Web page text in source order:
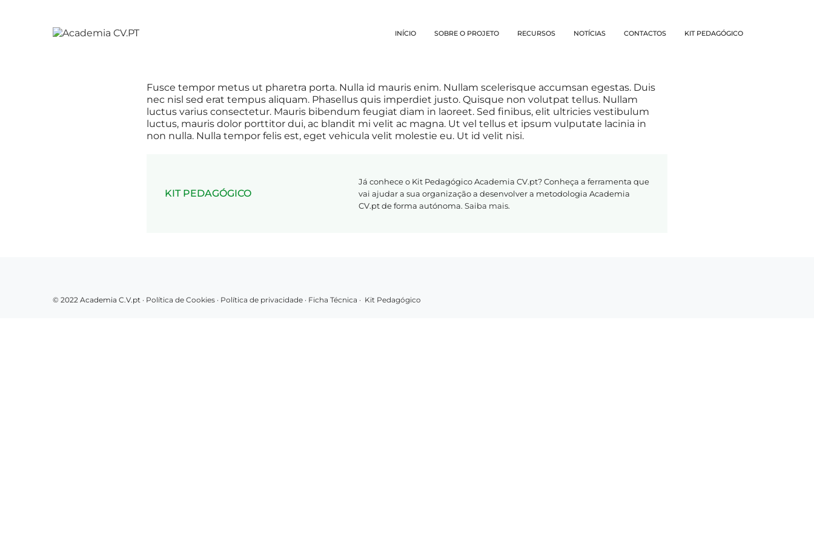
INÍCIO SOBRE O PROJETO RECURSOS NOTÍCIAS CONTACTOS KIT PEDAGÓGICO
Fusce tempor metus ut pharetra porta. Nulla id mauris enim. Nullam scelerisque accumsan egestas. Duis
nec nisl sed erat tempus aliquam. Phasellus quis imperdiet justo. Quisque non volutpat tellus. Nullam
luctus varius consectetur. Mauris bibendum feugiat diam in laoreet. Sed finibus, elit ultricies vestibulum
luctus, mauris dolor porttitor dui, ac blandit mi velit ac magna. Ut vel tellus et ipsum vulputate lacinia in
non nulla. Nulla tempor felis est, eget vehicula velit molestie eu. Ut id velit nisi.
KIT PEDAGÓGICO
Já conhece o Kit Pedagógico Academia CV.pt? Conheça a ferramenta que
vai ajudar a sua organização a desenvolver a metodologia Academia
CV.pt de forma autónoma. Saiba mais.
© 2022 Academia C.V.pt · Política de Cookies · Política de privacidade · Ficha Técnica · Kit Pedagógico